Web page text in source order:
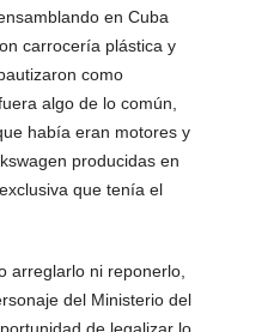
en Cuba
carrocería plástica y
como
algo de lo común,
había eran motores y
producidas en
que tenía el
arreglarlo ni reponerlo,
del Ministerio del